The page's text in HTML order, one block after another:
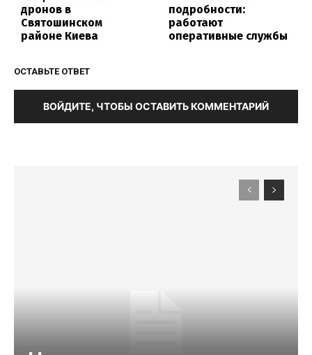
дронов в
Святошинском
районе Киева
подробности:
работают
оперативные службы
ОСТАВЬТЕ ОТВЕТ
ВОЙДИТЕ, ЧТОБЫ ОСТАВИТЬ КОММЕНТАРИЙ